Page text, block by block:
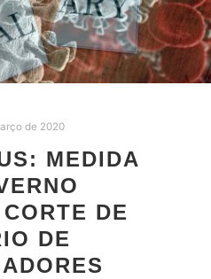
de 2020
MEDIDA
DE
DE